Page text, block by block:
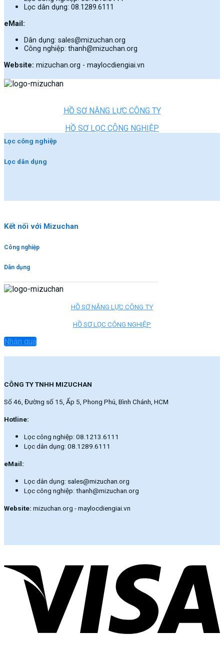
Lọc dân dụng: 08.1289.6111
eMail:
Dân dụng: sales@mizuchan.org
Công nghiệp: thanh@mizuchan.org
Website: mizuchan.org - maylocdiengiai.vn
HỒ SƠ NĂNG LỰC CÔNG TY
HỒ SƠ LỌC CÔNG NGHIỆP
Lọc công nghiệp
Lọc dân dụng
Kết nối với Mizuchan
Công nghiệp
Dân dụng
HỒ SƠ NĂNG LỰC CÔNG TY
HỒ SƠ LỌC CÔNG NGHIỆP
Nhận quà
CÔNG TY TNHH MIZUCHAN
Số 46, Đường số 15, Ấp 5, Phong Phú, Bình Chánh, HCM
Hotline:
Lọc công nghiệp: 08.1213.6111
Lọc dân dụng: 08.1289.6111
eMail:
Lọc dân dụng: sales@mizuchan.org
Lọc công nghiệp: thanh@mizuchan.org
Website: mizuchan.org - maylocdiengiai.vn